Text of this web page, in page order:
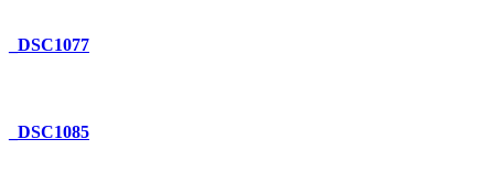
_DSC1077
_DSC1085